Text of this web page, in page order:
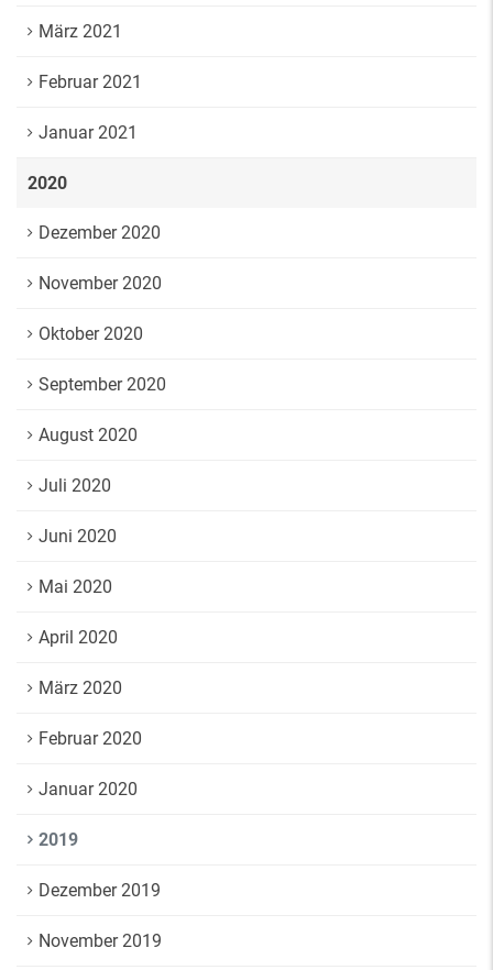
März 2021
Februar 2021
Januar 2021
2020
Dezember 2020
November 2020
Oktober 2020
September 2020
August 2020
Juli 2020
Juni 2020
Mai 2020
April 2020
März 2020
Februar 2020
Januar 2020
2019
Dezember 2019
November 2019